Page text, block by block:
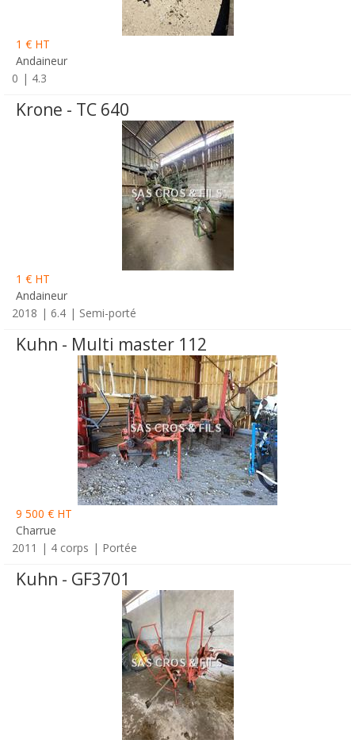
1 € HT
Andaineur
0
4.3
Krone - TC 640
1 € HT
Andaineur
2018
6.4 Semi-porté
Kuhn - Multi master 112
9 500 € HT
Charrue
2011
4 corps Portée
Kuhn - GF3701